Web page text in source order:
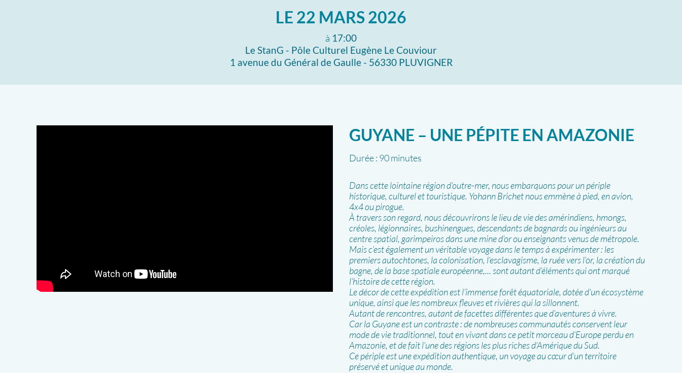
LE 22 MARS 2026
à 17:00
Le StanG - Pôle Culturel Eugène Le Couviour
1 avenue du Général de Gaulle - 56330 PLUVIGNER
GUYANE – UNE PÉPITE EN AMAZONIE
Durée : 90 minutes
Dans cette lointaine région d’outre-mer, nous embarquons pour un périple
historique, culturel et touristique. Yohann Brichet nous emmène à pied, en avion,
4x4 ou pirogue.
À travers son regard, nous découvrirons le lieu de vie des amérindiens, hmongs,
créoles, légionnaires, bushinengues, descendants de bagnards ou ingénieurs au
centre spatial, garimpeiros dans une mine d’or ou enseignants venus de métropole.
Mais c’est également un véritable voyage dans le temps à expérimenter : les
premiers autochtones, la colonisation, l’esclavagisme, la ruée vers l’or, la création du
bagne, de la base spatiale européenne,... sont autant d’éléments qui ont marqué
l’histoire de cette région.
Le décor de cette expédition est l’immense forêt équatoriale, dotée d’un écosystème
unique, ainsi que les nombreux fleuves et rivières qui la sillonnent.
Autant de rencontres, autant de facettes différentes que d’aventures à vivre.
Car la Guyane est un contraste : de nombreuses communautés conservent leur
mode de vie traditionnel, tout en vivant dans ce petit morceau d’Europe perdu en
Amazonie, et de fait l’une des régions les plus riches d’Amérique du Sud.
Ce périple est une expédition authentique, un voyage au cœur d’un territoire
préservé et unique au monde.